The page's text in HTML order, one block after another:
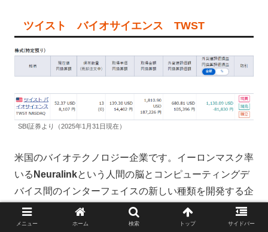
ツイスト バイオサイエンス TWST
SBI証券より（2025年1月31日現在）
米国のバイオテクノロジー企業です。イーロンマスク率
いる Neuralinkという人間の脳とコンピューティングデ
バイス間のインターフェイスの新しい種類を開発する企
業と関わりがある会社なのでバズったらヤバイ事になる
と思います。
メニュー ホーム 検索 トップ サイドバー